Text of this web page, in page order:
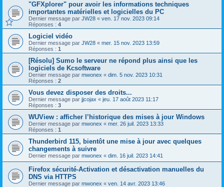
"GFXplorer" pour avoir les informations techniques
importantes matérielles et logicielles du PC
Dernier message par JW28 « ven. 17 nov. 2023 09:14
Réponses : 4
Logiciel vidéo
Dernier message par JW28 « mer. 15 nov. 2023 13:59
Réponses : 1
[Résolu] Sumo le serveur ne répond plus ainsi que les
logiciels de Kcsoftware
Dernier message par mwonex « dim. 5 nov. 2023 10:31
Réponses : 2
Vous devez disposer des droits...
Dernier message par jjcojax « jeu. 17 août 2023 11:17
Réponses : 3
WUView : afficher l’historique des mises à jour Windows
Dernier message par mwonex « mer. 26 juil. 2023 13:33
Réponses : 1
Thunderbird 115, bientôt une mise à jour avec quelques
changements à suivre
Dernier message par mwonex « dim. 16 juil. 2023 14:41
Firefox sécurité-Activation et désactivation manuelles du
DNS via HTTPS
Dernier message par mwonex « ven. 14 avr. 2023 13:46